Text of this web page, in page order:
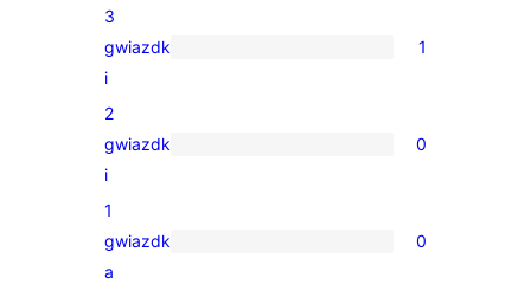
4-
gwiazdkowych
1
recenzja
3-
gwiazdkowa
3
gwiazdk
i
1
0
recenzji
2-
gwiazdkowych
2
gwiazdk
i
0
0
recenzji
1
gwiazdk
a
0